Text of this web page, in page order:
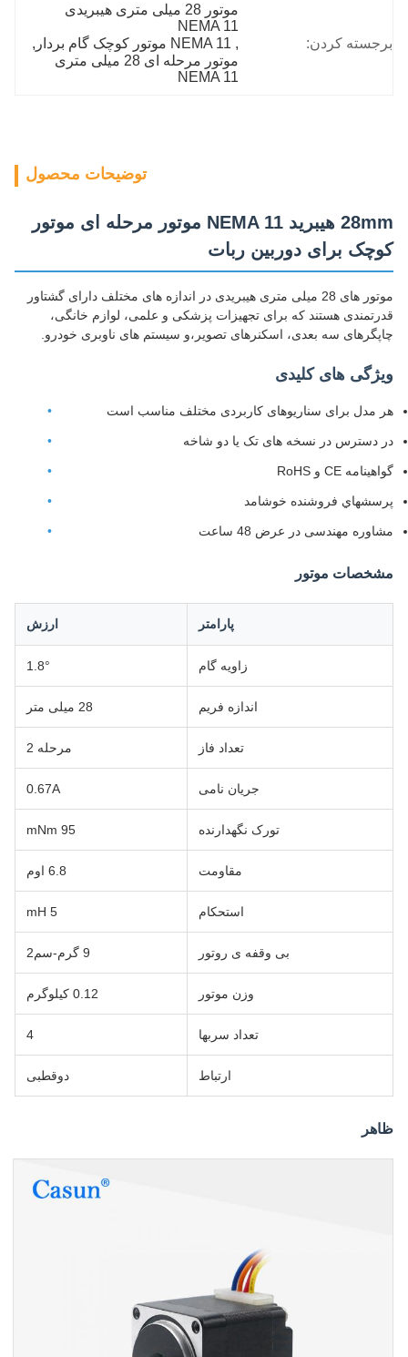
برجسته کردن:
موتور 28 میلی متری هیبریدی
NEMA 11
, NEMA 11 موتور کوچک گام بردار
,
موتور مرحله ای 28 میلی متری
NEMA 11
توضیحات محصول
28mm هیبرید NEMA 11 موتور مرحله ای موتور
کوچک برای دوربین ربات
موتور های 28 میلی متری هیبریدی در اندازه های مختلف دارای گشتاور
قدرتمندی هستند که برای تجهیزات پزشکی و علمی، لوازم خانگی،
چاپگرهای سه بعدی، اسکنرهای تصویر،و سیستم های ناوبری خودرو.
ویژگی های کلیدی
هر مدل برای سناریوهای کاربردی مختلف مناسب است
در دسترس در نسخه های تک یا دو شاخه
گواهینامه CE و RoHS
پرسشهاي فروشنده خوشامد
مشاوره مهندسی در عرض 48 ساعت
مشخصات موتور
پارامتر ارزش
زاویه گام 1.8°
اندازه فریم 28 میلی متر
تعداد فاز مرحله 2
جریان نامی 0.67A
تورک نگهدارنده 95 mNm
مقاومت 6.8 اوم
استحکام 5 mH
بی وقفه ی روتور
وزن موتور 0.12 کیلوگرم
تعداد سربها 4
ارتباط دوقطبی
ظاهر